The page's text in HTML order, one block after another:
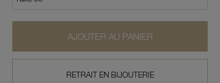
AJOUTER AU PANIER
RETRAIT EN BIJOUTERIE